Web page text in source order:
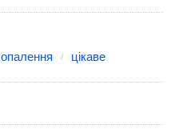
опалення цікаве